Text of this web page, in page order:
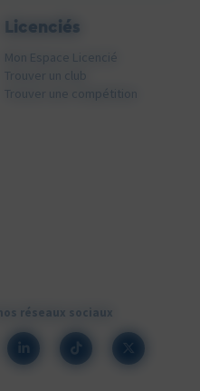
Licenciés
Mon Espace Licencié
Trouver un club
Trouver une compétition
réseaux sociaux